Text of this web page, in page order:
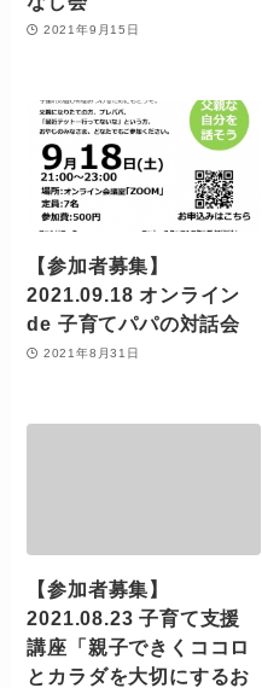
2021年9月15日
【参加者募集】
2021.09.18 オンライン
de 子育てパパの対話会
2021年8月31日
【参加者募集】
2021.08.23 子育て支援
講座「親子できくココロ
とカラダを大切にするお